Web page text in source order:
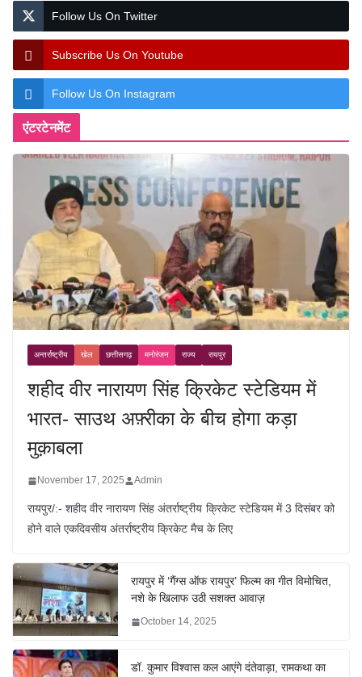
Follow Us On Twitter
Subscribe Us On Youtube
Follow Us On Instagram
एंटरटेनमेंट
अन्तर्राष्ट्रीय खेल छत्तीसगढ़ मनोरंजन राज्य रायपुर
शहीद वीर नारायण सिंह क्रिकेट स्टेडियम में
भारत- साउथ अफ़्रीका के बीच होगा कड़ा
मुक़ाबला
November 17, 2025 Admin
रायपुर/:- शहीद वीर नारायण सिंह अंतर्राष्ट्रीय क्रिकेट स्टेडियम में 3 दिसंबर को
होने वाले एकदिवसीय अंतर्राष्ट्रीय क्रिकेट मैच के लिए
रायपुर में ‘गैंग्स ऑफ रायपुर’ फिल्म का गीत विमोचित,
नशे के खिलाफ उठी सशक्त आवाज़
October 14, 2025
डॉ. कुमार विश्वास कल आएंगे दंतेवाड़ा, रामकथा का